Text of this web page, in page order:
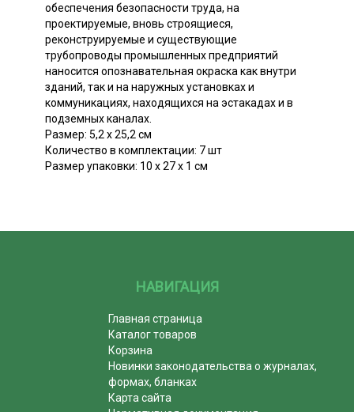
обеспечения безопасности труда, на
проектируемые, вновь строящиеся,
реконструируемые и существующие
трубопроводы промышленных предприятий
наносится опознавательная окраска как внутри
зданий, так и на наружных установках и
коммуникациях, находящихся на эстакадах и в
подземных каналах.
Размер: 5,2 х 25,2 см
Количество в комплектации: 7 шт
Размер упаковки: 10 х 27 х 1 см
НАВИГАЦИЯ
Главная страница
Каталог товаров
Корзина
Новинки законодательства о журналах,
формах, бланках
Карта сайта